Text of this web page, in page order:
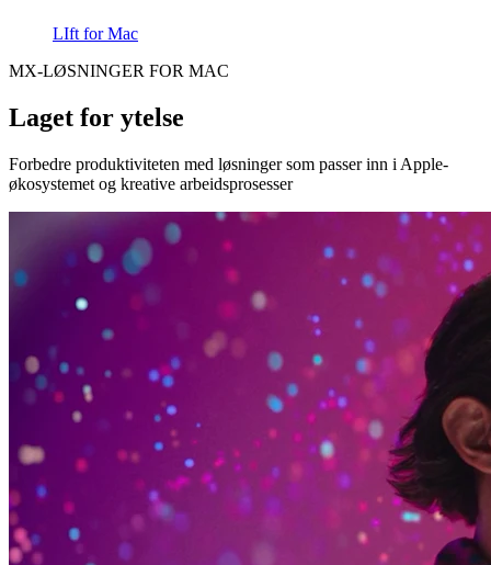
LIft for Mac
MX-LØSNINGER FOR MAC
Laget for ytelse
Forbedre produktiviteten med løsninger som passer inn i Apple-
økosystemet og kreative arbeidsprosesser